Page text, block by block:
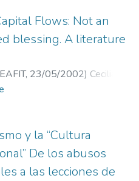
Flows: Not an
blessing. A literature
, 23/05/2002) Cecilia
Universidad EAFIT
y la “Cultura
De los abusos
a las lecciones de